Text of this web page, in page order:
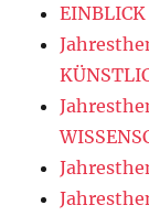
EINBLICK